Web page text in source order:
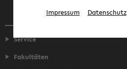
Service
Fakultäten
Impressum Datenschutz